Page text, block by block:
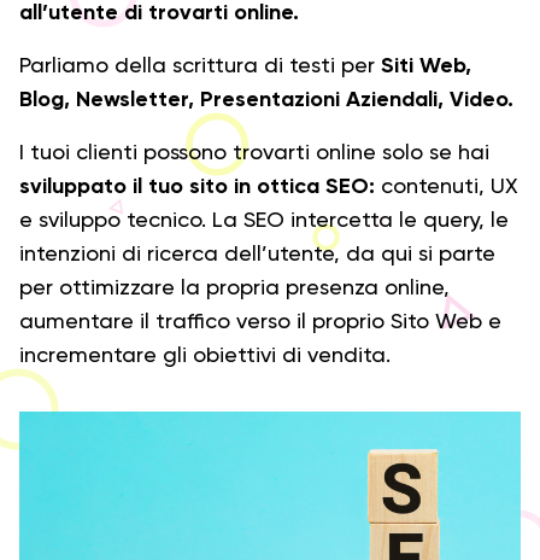
all’utente di trovarti online.
Parliamo della scrittura di testi per Siti Web,
Blog, Newsletter, Presentazioni Aziendali, Video.
I tuoi clienti possono trovarti online solo se hai
sviluppato il tuo sito in ottica SEO: contenuti, UX
e sviluppo tecnico. La SEO intercetta le query, le
intenzioni di ricerca dell’utente, da qui si parte
per ottimizzare la propria presenza online,
aumentare il traffico verso il proprio Sito Web e
incrementare gli obiettivi di vendita.